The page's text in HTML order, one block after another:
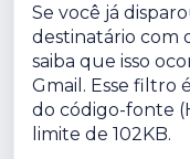
Se você já
destinatário com
saiba que isso
Gmail. Esse filtro
do código-fonte
limite de 102KB.